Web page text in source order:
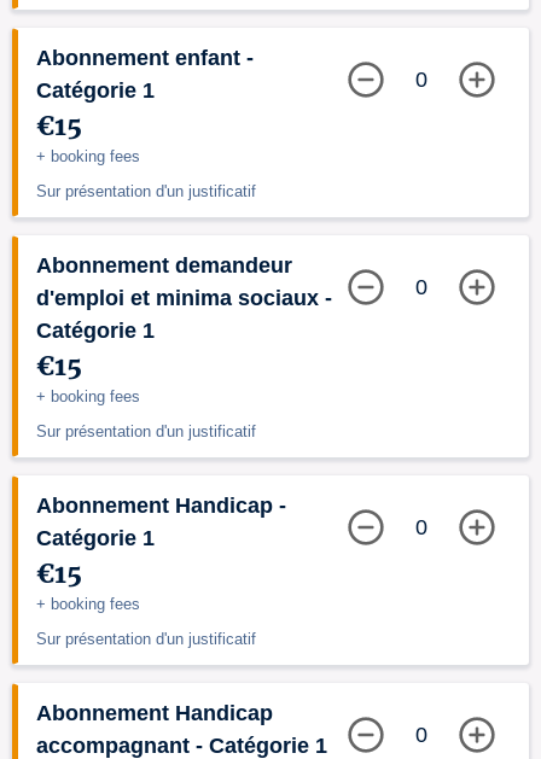
Abonnement enfant -
Catégorie 1
€15
+ booking fees
Sur présentation d'un justificatif
0
Abonnement demandeur
d'emploi et minima sociaux -
Catégorie 1
€15
+ booking fees
Sur présentation d'un justificatif
0
Abonnement Handicap -
Catégorie 1
€15
+ booking fees
Sur présentation d'un justificatif
0
Abonnement Handicap
accompagnant - Catégorie 1
0